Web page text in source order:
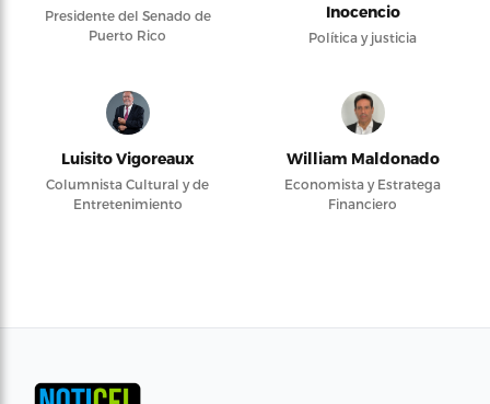
Presidente del Senado de
Puerto Rico
Inocencio
Política y justicia
Luisito Vigoreaux
Columnista Cultural y de
Entretenimiento
William Maldonado
Economista y Estratega
Financiero